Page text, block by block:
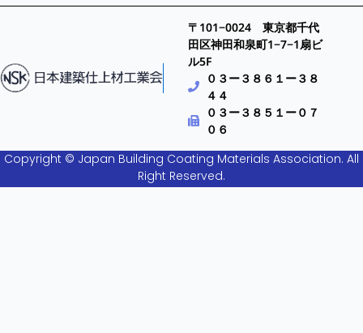
〒101−0024 東京都千代
田区神田和泉町1−7−1扇ビ
ル5F
０３ー３８６１ー３８
４４
０３ー３８５１ー０７
０６
Copyright © Japan Building Coating Materials Association. All
Right Reserved.